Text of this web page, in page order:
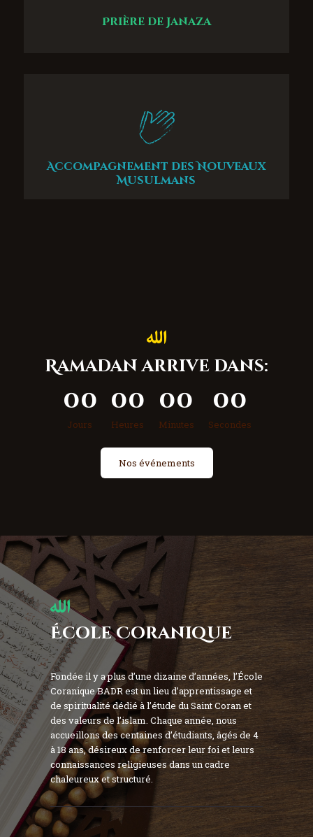
Prière de Janaza
Accompagnement des Nouveaux
Musulmans
Ramadan arrive dans:
00
Jours
00
Heures
00
Minutes
00
Secondes
Nos événements
École Coranique
Fondée il y a plus d’une dizaine d’années, l’École
Coranique BADR est un lieu d’apprentissage et
de spiritualité dédié à l’étude du Saint Coran et
des valeurs de l’islam. Chaque année, nous
accueillons des centaines d’étudiants, âgés de 4
à 18 ans, désireux de renforcer leur foi et leurs
connaissances religieuses dans un cadre
chaleureux et structuré.